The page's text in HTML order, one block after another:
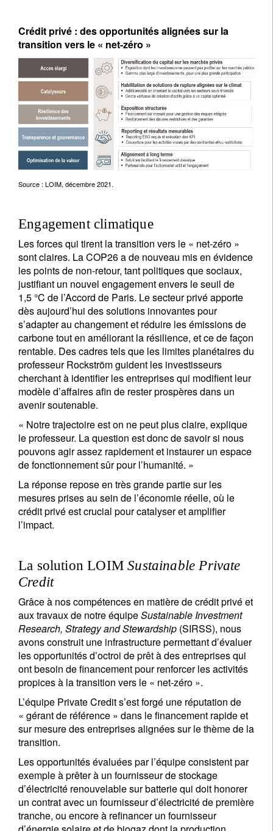
Crédit privé : des opportunités alignées sur la
transition vers le « net-zéro »
Source : LOIM, décembre 2021.
Engagement climatique
Les forces qui tirent la transition vers le « net-zéro »
sont claires. La COP26 a de nouveau mis en évidence
les points de non-retour, tant politiques que sociaux,
justifiant un nouvel engagement envers le seuil de
1,5 °C de l’Accord de Paris. Le secteur privé apporte
dès aujourd’hui des solutions innovantes pour
s’adapter au changement et réduire les émissions de
carbone tout en améliorant la résilience, et ce de façon
rentable. Des cadres tels que les limites planétaires du
professeur Rockström guident les investisseurs
cherchant à identifier les entreprises qui modifient leur
modèle d’affaires afin de rester prospères dans un
avenir soutenable.
« Notre trajectoire est on ne peut plus claire, explique
le professeur. La question est donc de savoir si nous
pouvons agir assez rapidement et instaurer un espace
de fonctionnement sûr pour l’humanité. »
La réponse repose en très grande partie sur les
mesures prises au sein de l’économie réelle, où le
crédit privé est crucial pour catalyser et amplifier
l’impact.
La solution LOIMSustainable Private
Credit
Grâce à nos compétences en matière de crédit privé et
aux travaux de notre équipeSustainable Investment
Research, Strategy and Stewardship (SIRSS), nous
avons construit une infrastructure permettant d’évaluer
les opportunités d’octroi de prêt à des entreprises qui
ont besoin de financement pour renforcer les activités
propices à la transition vers le « net-zéro ».
L’équipe Private Credit s’est forgé une réputation de
« gérant de référence » dans le financement rapide et
sur mesure des entreprises alignées sur le thème de la
transition.
Les opportunités évaluées par l’équipe consistent par
exemple à prêter à un fournisseur de stockage
d’électricité renouvelable sur batterie qui doit honorer
un contrat avec un fournisseur d’électricité de première
tranche, ou encore à refinancer un fournisseur